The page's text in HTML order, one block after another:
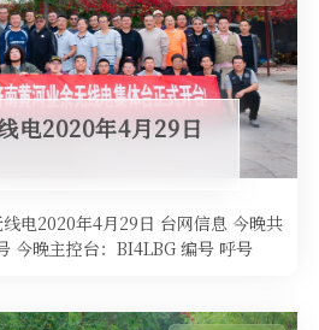
电2020年4月29日
电2020年4月29日 台网信息 今晚共
今晚主控台：BI4LBG 编号 呼号